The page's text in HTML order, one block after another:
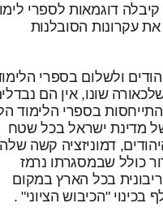
דוגמאות לספרי
עקרונות הסובלנות
ולשלום בספרי
שונו, אין הם
בספרי הלימוד
מדינת ישראל בכל שטח
דמוניזציה קשה שלה
כולל שבמסגרתו נרמז
בכל הארץ במקום
"הכיבוש הציוני" .